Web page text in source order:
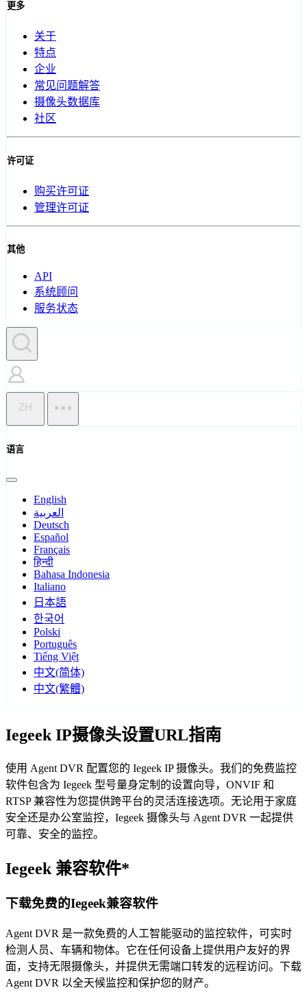
更多
关于
特点
企业
常见问题解答
摄像头数据库
社区
许可证
购买许可证
管理许可证
其他
API
系统顾问
服务状态
ZH
语言
English
العربية
Deutsch
Español
Français
हिन्दी
Bahasa Indonesia
Italiano
日本語
한국어
Polski
Português
Tiếng Việt
中文(简体)
中文(繁體)
Iegeek IP摄像头设置URL指南
使用 Agent DVR 配置您的 Iegeek IP 摄像头。我们的免费监控
软件包含为 Iegeek 型号量身定制的设置向导，ONVIF 和
RTSP 兼容性为您提供跨平台的灵活连接选项。无论用于家庭
安全还是办公室监控，Iegeek 摄像头与 Agent DVR 一起提供
可靠、安全的监控。
Iegeek 兼容软件*
下载免费的Iegeek兼容软件
Agent DVR 是一款免费的人工智能驱动的监控软件，可实时
检测人员、车辆和物体。它在任何设备上提供用户友好的界
面，支持无限摄像头，并提供无需端口转发的远程访问。下载
Agent DVR 以全天候监控和保护您的财产。